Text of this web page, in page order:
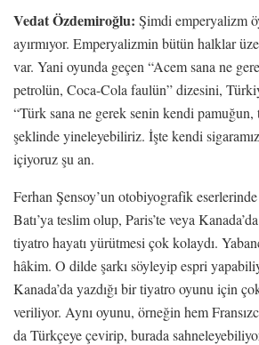
Vedat Özdemiroğlu: Şimdi emperyalizm
ayırmıyor. Emperyalizmin bütün halklar
var. Yani oyunda geçen “Acem sana ne
petrolün, Coca-Cola faulün” dizesini,
“Türk sana ne gerek senin kendi
şeklinde yineleyebiliriz. İşte kendi
içiyoruz şu an.
Ferhan Şensoy’un otobiyografik
Batı’ya teslim olup, Paris’te veya
tiyatro hayatı yürütmesi çok kolaydı.
hâkim. O dilde şarkı söyleyip espri
Kanada’da yazdığı bir tiyatro oyunu için
veriliyor. Aynı oyunu, örneğin hem
da Türkçeye çevirip, burada